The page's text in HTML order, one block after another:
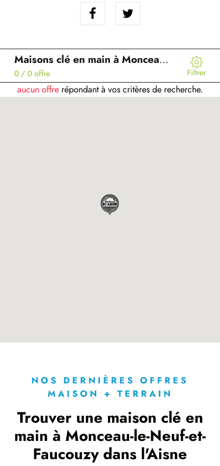
Maisons clé en main à Monceau-le-Neuf-et-Faucouzy (02)
0 / 0 offre Filtrer
aucun offre répondant à vos critères de recherche.
NOS DERNIÈRES OFFRES
MAISON + TERRAIN
Trouver une maison clé en
main à Monceau-le-Neuf-et-
Faucouzy dans l'Aisne